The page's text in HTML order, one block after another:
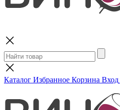
Каталог Избранное Корзина Вход